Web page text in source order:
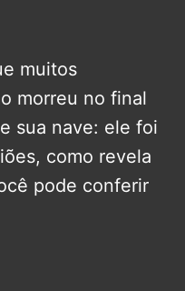
muitos
morreu no final
sua nave: ele foi
como revela
pode conferir